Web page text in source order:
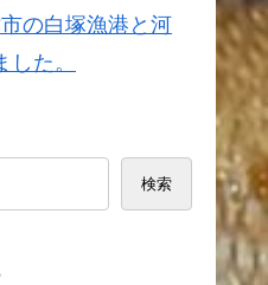
の白塚漁港と河
た。
検索